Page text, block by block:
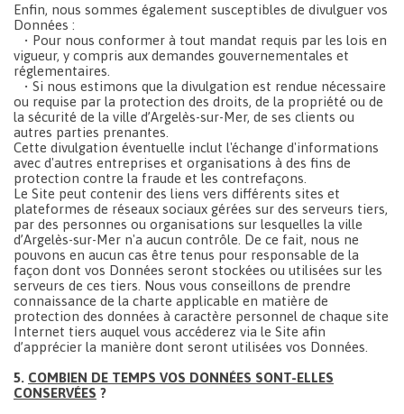
Enfin, nous sommes également susceptibles de divulguer vos
Données :
• Pour nous conformer à tout mandat requis par les lois en
vigueur, y compris aux demandes gouvernementales et
réglementaires.
• Si nous estimons que la divulgation est rendue nécessaire
ou requise par la protection des droits, de la propriété ou de
la sécurité de la ville d’Argelès-sur-Mer, de ses clients ou
autres parties prenantes.
Cette divulgation éventuelle inclut l'échange d'informations
avec d'autres entreprises et organisations à des fins de
protection contre la fraude et les contrefaçons.
Le Site peut contenir des liens vers différents sites et
plateformes de réseaux sociaux gérées sur des serveurs tiers,
par des personnes ou organisations sur lesquelles la ville
d’Argelès-sur-Mer n'a aucun contrôle. De ce fait, nous ne
pouvons en aucun cas être tenus pour responsable de la
façon dont vos Données seront stockées ou utilisées sur les
serveurs de ces tiers. Nous vous conseillons de prendre
connaissance de la charte applicable en matière de
protection des données à caractère personnel de chaque site
Internet tiers auquel vous accéderez via le Site afin
d’apprécier la manière dont seront utilisées vos Données.
5. COMBIEN DE TEMPS VOS DONNÉES SONT-ELLES
CONSERVÉES ?